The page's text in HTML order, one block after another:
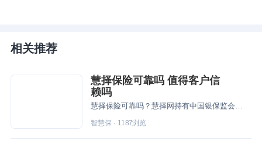
相关推荐
慧择保险可靠吗 值得客户信
赖吗
慧择保险可靠吗？慧择网持有中国银保监会颁发的全国保险经纪牌照及保险网销资质，客户登录慧择网买保险十分可靠。
智慧保· 1187浏览